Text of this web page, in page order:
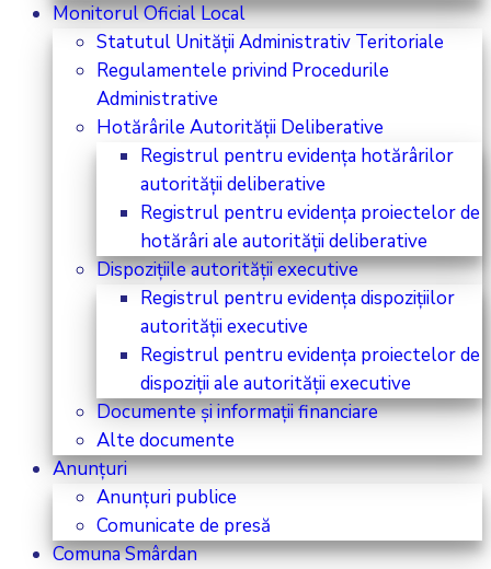
Monitorul Oficial Local
Statutul Unității Administrativ Teritoriale
Regulamentele privind Procedurile
Administrative
Hotărârile Autorității Deliberative
Registrul pentru evidența hotărârilor
autorității deliberative
Registrul pentru evidența proiectelor de
hotărâri ale autorității deliberative
Dispozițiile autorității executive
Registrul pentru evidența dispozițiilor
autorității executive
Registrul pentru evidența proiectelor de
dispoziții ale autorității executive
Documente și informații financiare
Alte documente
Anunțuri
Anunțuri publice
Comunicate de presă
Comuna Smârdan